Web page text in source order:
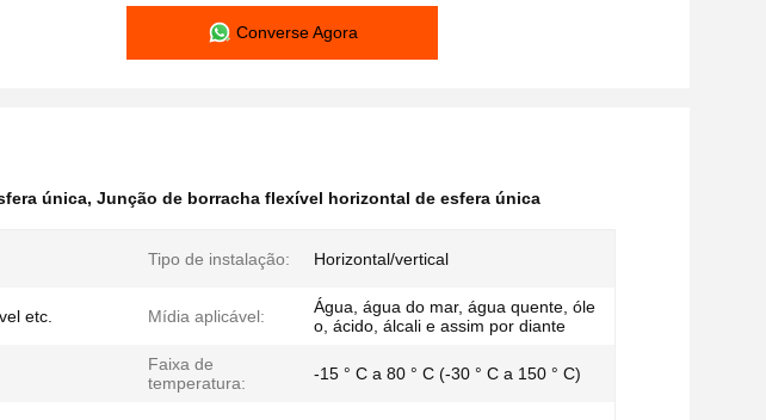
Converse Agora
única, Junção de borracha flexível horizontal de esfera única
Tipo de instalação: Horizontal/vertical
etc. Mídia aplicável:
Água, água do mar, água quente, óle
o, ácido, álcali e assim por diante
Faixa de
temperatura:
-15 ° C a 80 ° C (-30 ° C a 150 ° C)